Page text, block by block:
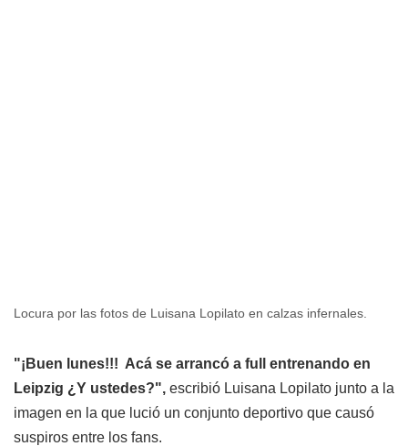
Locura por las fotos de Luisana Lopilato en calzas infernales.
"¡Buen lunes!!! ‍ Acá se arrancó a full entrenando en
Leipzig ¿Y ustedes?", escribió Luisana Lopilato junto a la
imagen en la que lució un conjunto deportivo que causó
suspiros entre los fans.